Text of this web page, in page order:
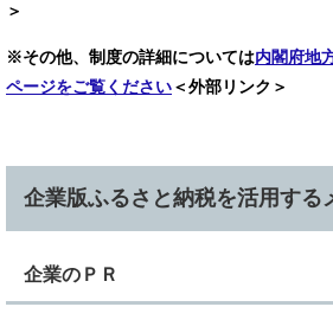
＞
※その他、制度の詳細については内閣府地
ページをご覧ください＜外部リンク＞
企業版ふるさと納税を活用する
企業のＰＲ